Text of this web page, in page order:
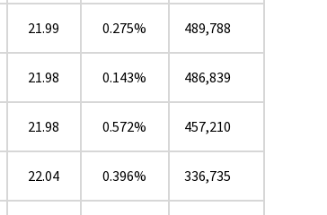
21.99 0.275% 489,788
21.98 0.143% 486,839
21.98 0.572% 457,210
22.04 0.396% 336,735